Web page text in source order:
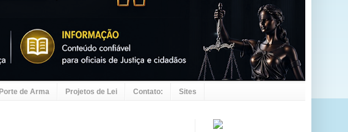
Porte de Arma Projetos de Lei Contato: Sites